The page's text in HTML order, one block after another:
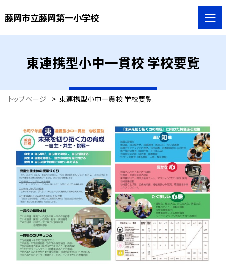
藤岡市立藤岡第一小学校
東連携型小中一貫校 学校要覧
トップページ > 東連携型小中一貫校 学校要覧